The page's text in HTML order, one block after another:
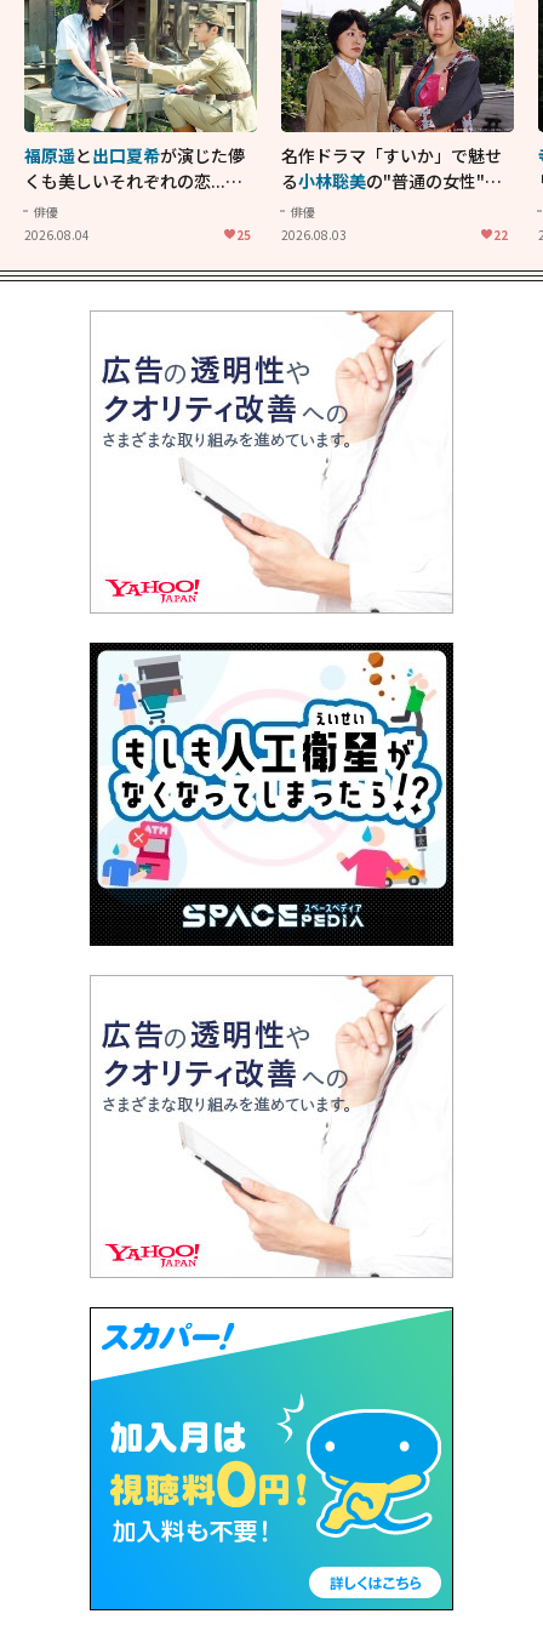
福原遥と出口夏希が演じた儚
くも美しいそれぞれの恋...生
きることの尊さを教えてくれ
た映画「あの花が咲く丘で、
俳優
2026.08.04
25
名作ドラマ「すいか」で魅せ
る小林聡美の"普通の女性"が
大人に刺さる...映画「かもめ
食堂」にも通じる静かな芝居
俳優
2026.08.03
22